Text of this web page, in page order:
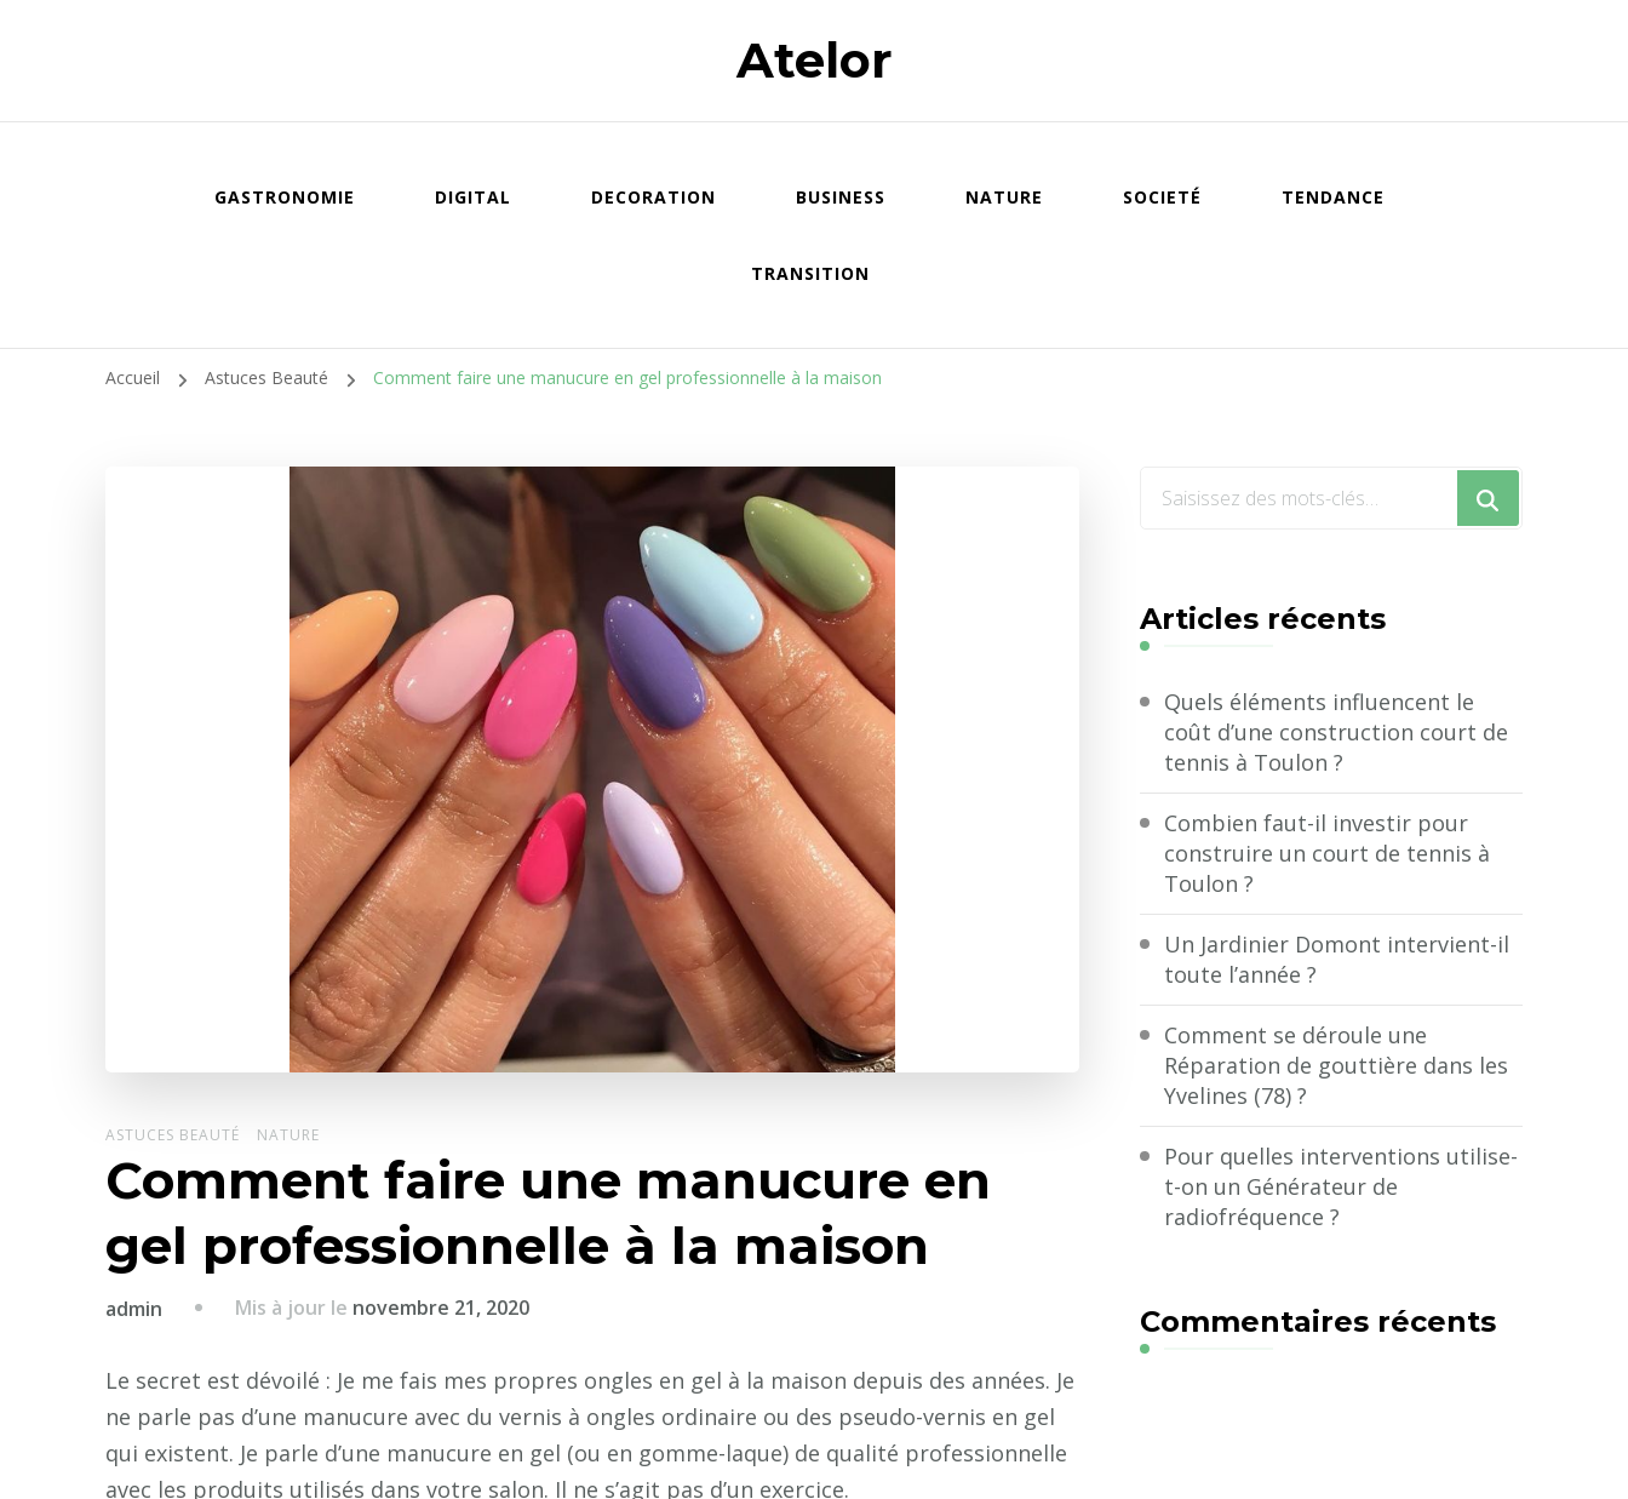
Atelor
GASTRONOMIE DIGITAL DECORATION BUSINESS NATURE SOCIETÉ TENDANCE
TRANSITION
Accueil Astuces Beauté Comment faire une manucure en gel professionnelle à la maison
ASTUCES BEAUTÉ NATURE
Comment faire une manucure en
gel professionnelle à la maison
admin Mis à jour le novembre 21, 2020
Le secret est dévoilé : Je me fais mes propres ongles en gel à la maison depuis des années. Je
ne parle pas d’une manucure avec du vernis à ongles ordinaire ou des pseudo-vernis en gel
qui existent. Je parle d’une manucure en gel (ou en gomme-laque) de qualité professionnelle
avec les produits utilisés dans votre salon. Il ne s’agit pas d’un exercice.
Vous
?
Articles récents
Quels éléments influencent le
coût d’une construction court de
tennis à Toulon ?
Combien faut-il investir pour
construire un court de tennis à
Toulon ?
Un Jardinier Domont intervient-il
toute l’année ?
Comment se déroule une
Réparation de gouttière dans les
Yvelines (78) ?
Pour quelles interventions utilise-
t-on un Générateur de
radiofréquence ?
Commentaires récents